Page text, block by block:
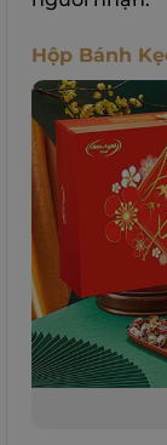
Hộp Bánh